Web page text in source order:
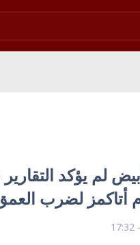
لم يؤكد
أتاكمز لضرب